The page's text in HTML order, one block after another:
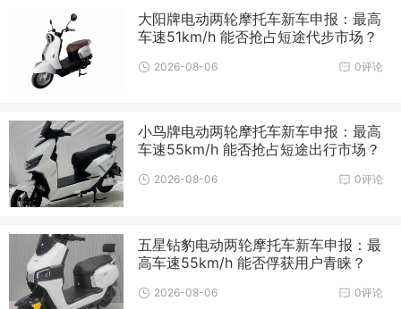
大阳牌电动两轮摩托车新车申报：最高
车速51km/h 能否抢占短途代步市场？
0评论
2026-08-06
小鸟牌电动两轮摩托车新车申报：最高
车速55km/h 能否抢占短途出行市场？
0评论
2026-08-06
五星钻豹电动两轮摩托车新车申报：最
高车速55km/h 能否俘获用户青睐？
0评论
2026-08-06